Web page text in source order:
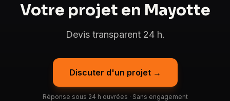
Votre projet en Mayotte
Devis transparent 24 h.
Discuter d'un projet →
Réponse sous 24 h ouvrées · Sans engagement